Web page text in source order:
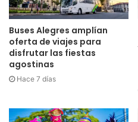
Buses Alegres amplían
oferta de viajes para
disfrutar las fiestas
agostinas
Hace 7 días